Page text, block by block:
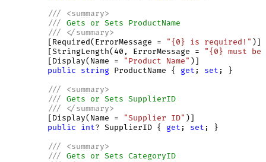
///
<summary>
///
Gets or Sets ProductName
///
</summary>
[Required(ErrorMessage =
"{0} is required!" )]
[StringLength(40, ErrorMessage =
"{0} must be
[Display(Name =
"Product Name" )]
public
string ProductName { get ; set ; }
///
<summary>
///
Gets or Sets SupplierID
///
</summary>
[Display(Name =
"Supplier ID" )]
public
int? SupplierID { get ; set ; }
///
<summary>
///
Gets or Sets CategoryID